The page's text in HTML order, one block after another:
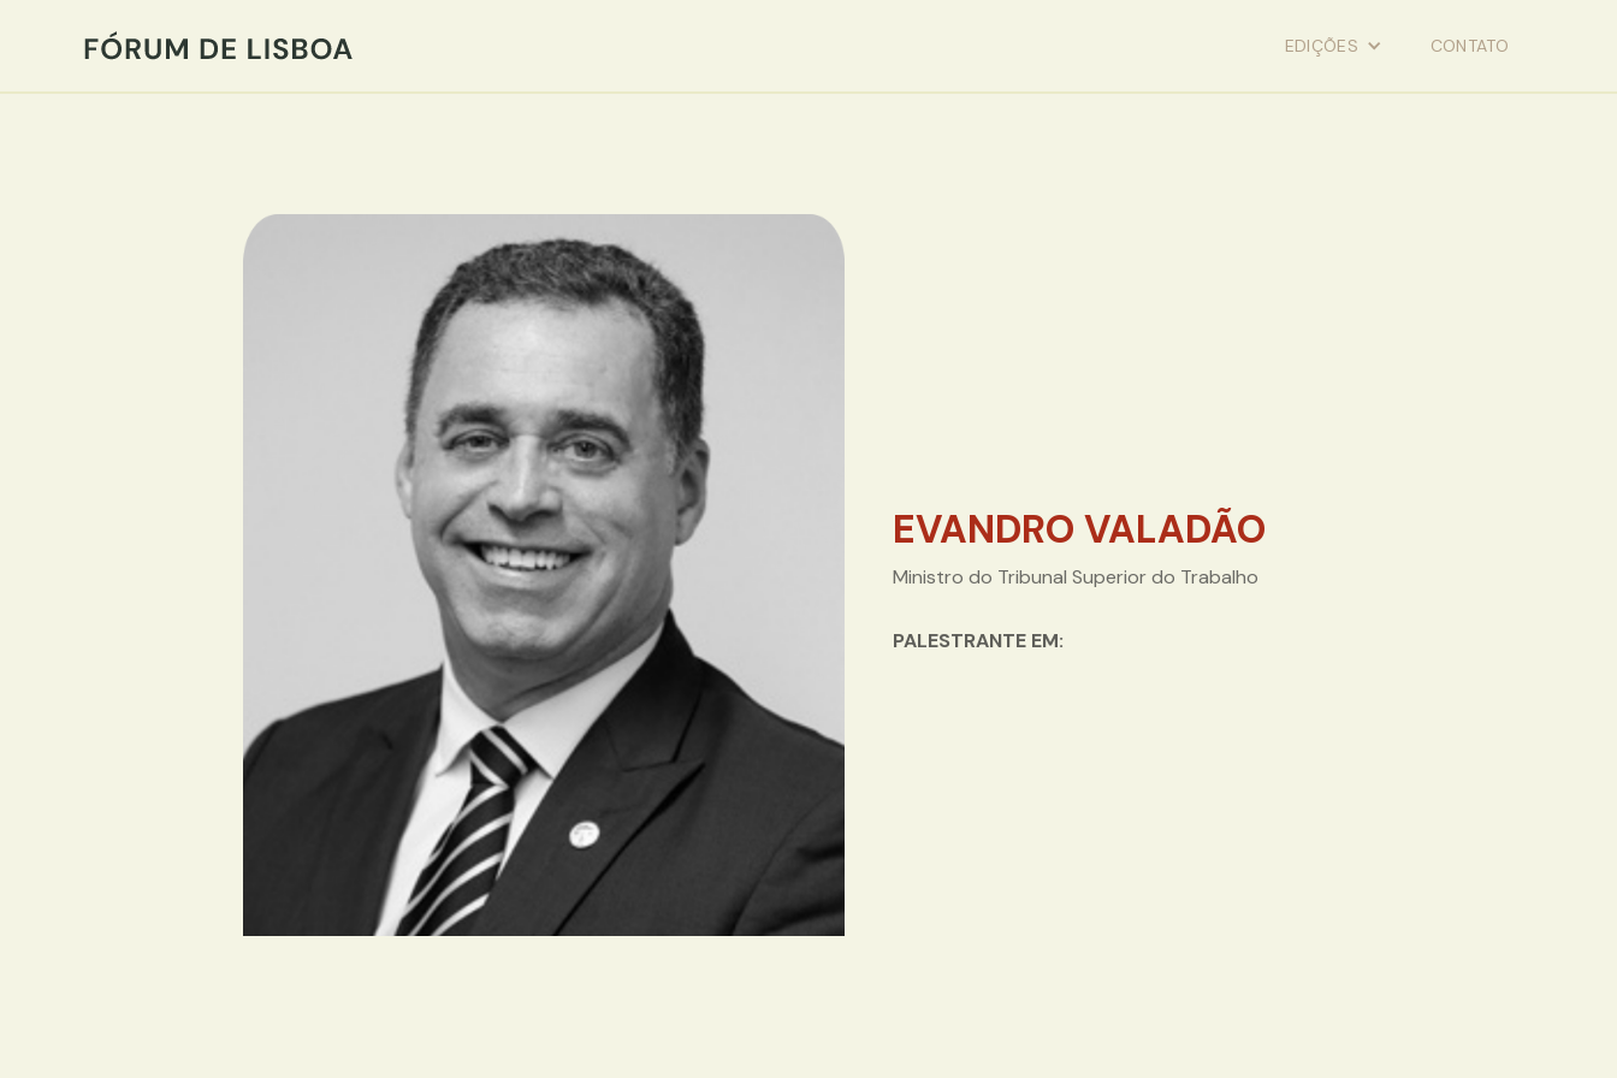
EDIÇÕES CONTATO
EVANDRO VALADÃO
Ministro do Tribunal Superior do Trabalho
PALESTRANTE EM: